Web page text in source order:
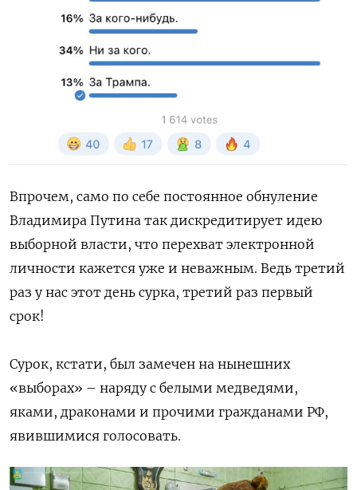
Впрочем, само по себе постоянное обнуление
Владимира Путина так дискредитирует идею
выборной власти, что перехват электронной
личности кажется уже и неважным. Ведь третий
раз у нас этот день сурка, третий раз первый
срок!
Сурок, кстати, был замечен на нынешних
«выборах» – наряду с белыми медведями,
яками, драконами и прочими гражданами РФ,
явившимися голосовать.